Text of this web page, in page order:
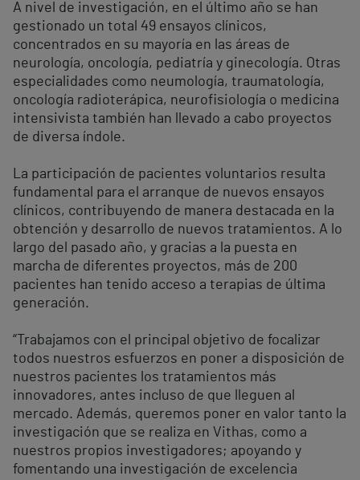
A nivel de investigación, en el último año se han
gestionado un total 49 ensayos clínicos,
concentrados en su mayoría en las áreas de
neurología, oncología, pediatría y ginecología. Otras
especialidades como neumología, traumatología,
oncología radioterápica, neurofisiología o medicina
intensivista también han llevado a cabo proyectos
de diversa índole.
La participación de pacientes voluntarios resulta
fundamental para el arranque de nuevos ensayos
clínicos, contribuyendo de manera destacada en la
obtención y desarrollo de nuevos tratamientos. A lo
largo del pasado año, y gracias a la puesta en
marcha de diferentes proyectos, más de 200
pacientes han tenido acceso a terapias de última
generación.
“Trabajamos con el principal objetivo de focalizar
todos nuestros esfuerzos en poner a disposición de
nuestros pacientes los tratamientos más
innovadores, antes incluso de que lleguen al
mercado. Además, queremos poner en valor tanto la
investigación que se realiza en Vithas, como a
nuestros propios investigadores; apoyando y
fomentando una investigación de excelencia